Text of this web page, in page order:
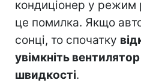
кондиціонер у режим
це помилка. Якщо
сонці, то спочатку
увімкніть
швидкості.